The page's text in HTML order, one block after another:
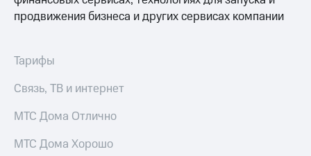
продвижения бизнеса и других сервисах компании
Тарифы
Связь, ТВ и интернет
МТС Дома Отлично
МТС Дома Хорошо